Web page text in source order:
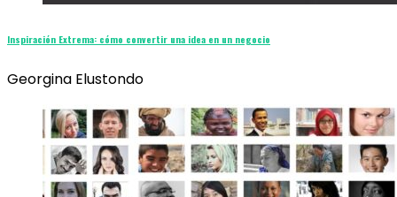
Inspiración Extrema: cómo convertir una idea en un negocio
Georgina Elustondo